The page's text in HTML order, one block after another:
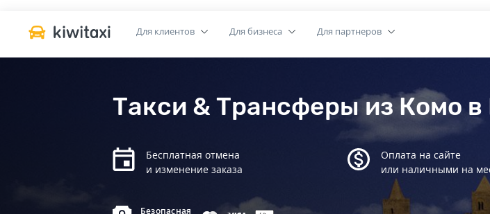
Для клиентов Для бизнеса Для партнеров
Такси & Трансферы из Комо в
Бесплатная отмена
и изменение заказа
Оплата на сайте
или наличными на
Безопасная